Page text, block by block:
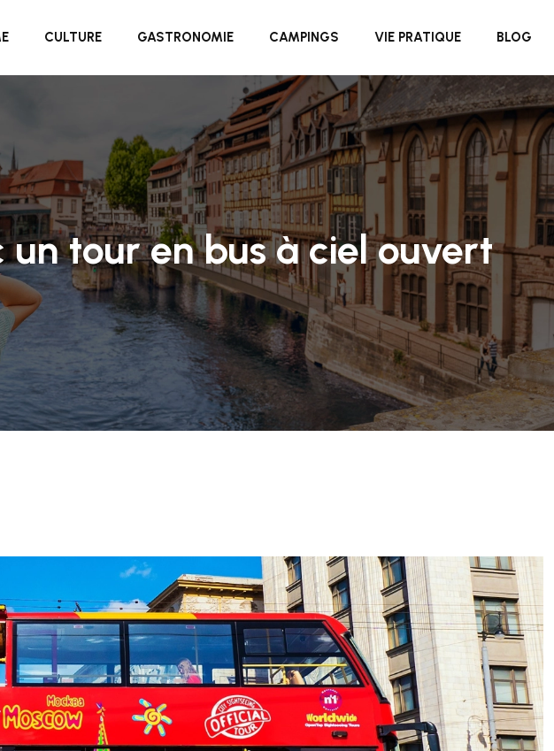
CULTURE GASTRONOMIE CAMPINGS VIE PRATIQUE BLOG
tour en bus à ciel ouvert